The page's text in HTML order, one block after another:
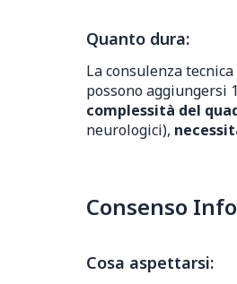
Quanto dura:
La consulenza
possono aggiungersi
complessità del
neurologici),
Consenso
Cosa aspettarsi: